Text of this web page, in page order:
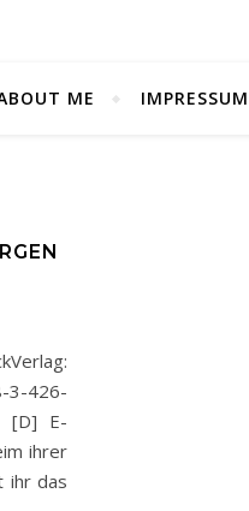
ME IMPRESSUM
3-426-
[D] E-
ihrer
ihr das